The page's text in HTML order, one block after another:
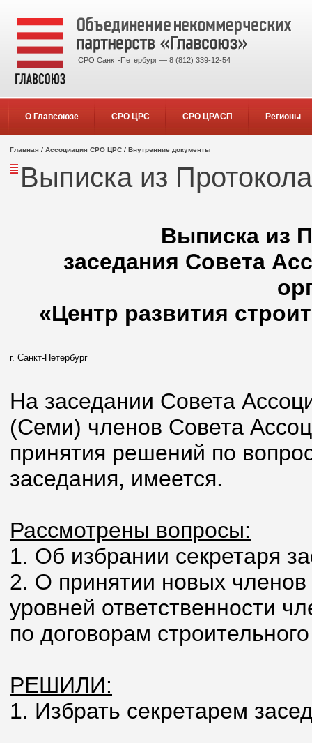
СРО Санкт-Петербург — 8 (812) 339-12-54
О Главсоюзе СРО ЦРС СРО ЦРАСП Регионы
Главная / Ассоциация СРО ЦРС / Внутренние документы
Выписка из
Выписка из
заседания Совета
«Центр развития
г. Санкт-Петербург
На заседании Совета
(Семи) членов Совета
принятия решений по
заседания, имеется.
Рассмотрены вопросы:
1. Об избрании секретаря
2. О принятии новых
уровней ответственности
по договорам
РЕШИЛИ:
1. Избрать секретарем